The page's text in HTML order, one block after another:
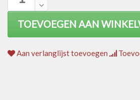
TOEVOEGEN AAN
Aan verlanglijst toevoegen